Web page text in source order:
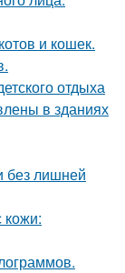
и кошек.
отдыха
в зданиях
без лишней
кожи: